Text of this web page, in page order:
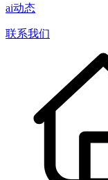
ai动态
联系我们